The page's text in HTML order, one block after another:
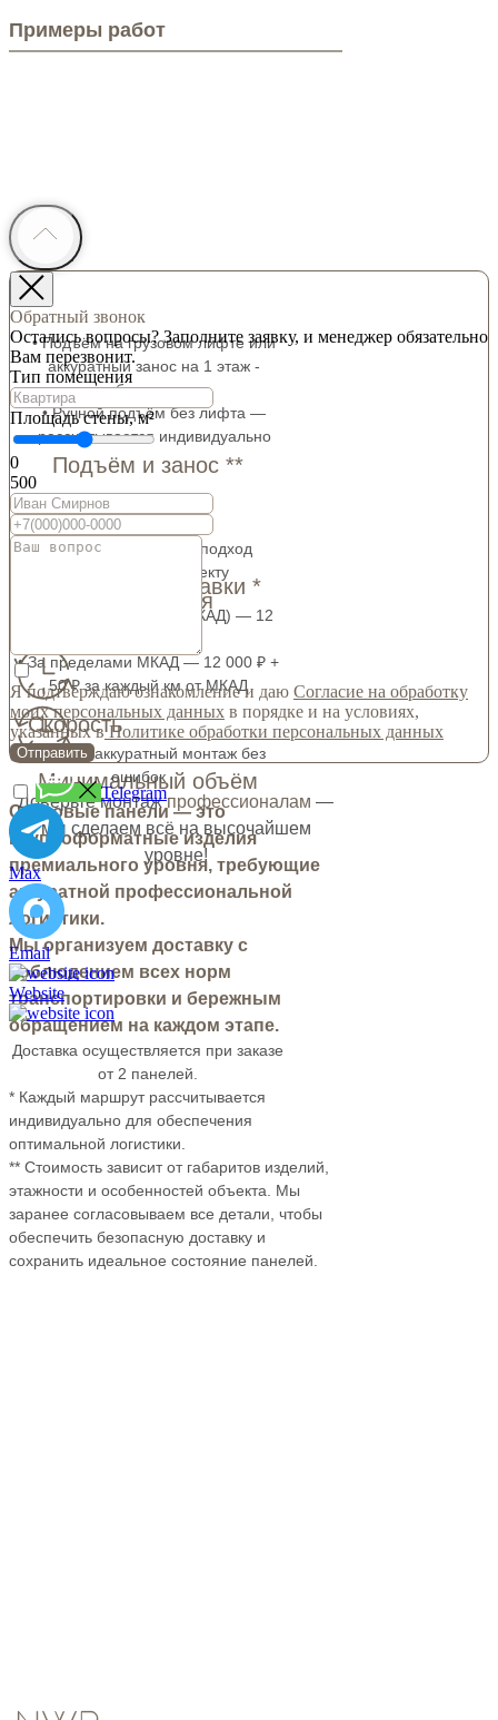
• Подъём на грузовом лифте или
аккуратный занос на 1 этаж -
бесплатно
• Ручной подъём без лифта —
рассчитывается индивидуально
Подъём и занос **
Стоимость доставки *
• Москва (в пределах МКАД) — 12
• За пределами МКАД — 12 000 ₽ +
50 ₽ за каждый км от МКАД
Минимальный объём
Стеновые панели — это
крупноформатные изделия
премиального уровня, требующие
аккуратной профессиональной
логистики.
Мы организуем доставку с
соблюдением всех норм
транспортировки и бережным
обращением на каждом этапе.
Доставка осуществляется при заказе
от 2 панелей.
* Каждый маршрут рассчитывается
индивидуально для обеспечения
оптимальной логистики.
** Стоимость зависит от габаритов изделий,
этажности и особенностей объекта. Мы
заранее согласовываем все детали, чтобы
обеспечить безопасную доставку и
сохранить идеальное состояние панелей.
Индивидуальный подход
к каждому проекту
Персонализация
Скорость
Быстрый и аккуратный монтаж без
ошибок
Доверьте монтажпрофессионалам —
мы сделаем всё на высочайшем
уровне!
Примеры работ
Обратный звонок
Остались вопросы? Заполните заявку, и менеджер обязательно
Вам перезвонит.
Тип помещения
Площадь стены, м²
0
500
Я подтверждаю ознакомление и даю Согласие на обработку
моих персональных данных в порядке и на условиях,
указанных в Политике обработки персональных данных
Отправить
Telegram
Max
Email
Website